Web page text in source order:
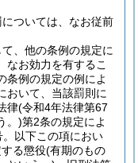
ついては、なお従前
、他の条例の規定に
なお効力を有するこ
条例の規定の例によ
おいて、当該罰則に
律(令和4年法律第67
。)第2条の規定によ
以下この項におい
る懲役(有期のもの